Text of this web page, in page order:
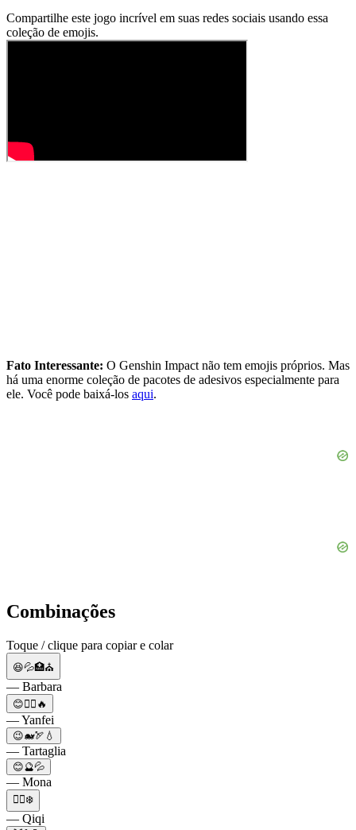
Compartilhe este jogo incrível em suas redes sociais usando essa
coleção de emojis.
Fato Interessante: O Genshin Impact não tem emojis próprios. Mas
há uma enorme coleção de pacotes de adesivos especialmente para
ele. Você pode baixá-los aqui.
Combinações
Toque / clique para copiar e colar
😆💦🏥⛪️
— Barbara
😊👩‍⚖️🔥
— Yanfei
😉🐋🏹💧
— Tartaglia
😊🔮💦
— Mona
🧟‍♀️❄️
— Qiqi